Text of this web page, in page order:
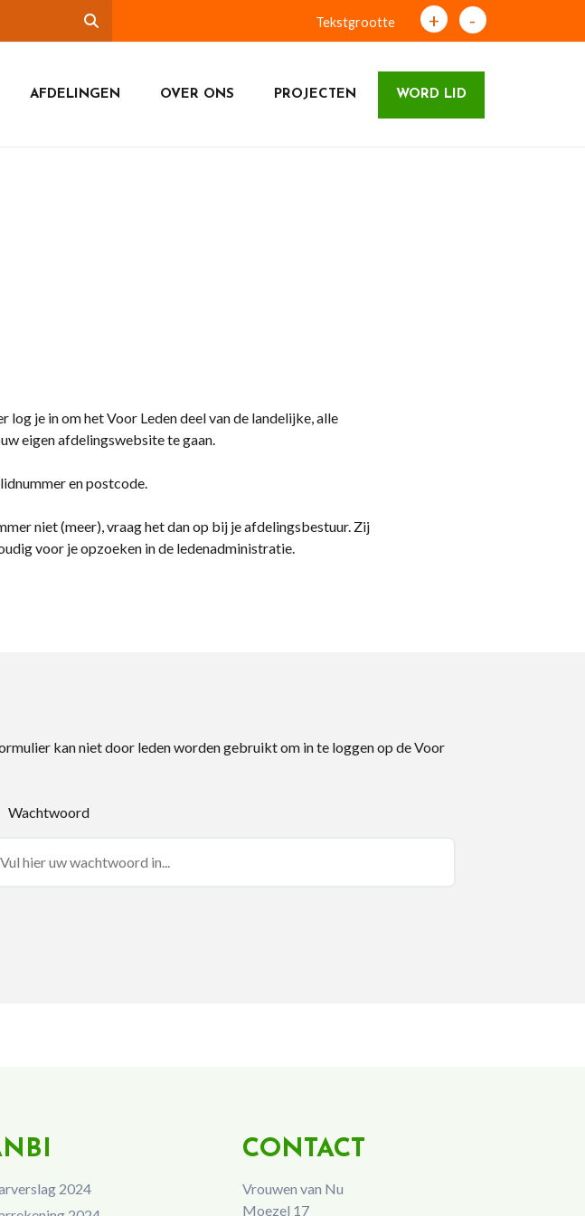
Tekstgrootte + -
AFDELINGEN OVER ONS PROJECTEN WORD LID
je in om het Voor Leden deel van de landelijke, alle
eigen afdelingswebsite te gaan.
en postcode.
niet (meer), vraag het dan op bij je afdelingsbestuur. Zij
voor je opzoeken in de ledenadministratie.
kan niet door leden worden gebruikt om in te loggen op de Voor
Wachtwoord
2024
CONTACT
Vrouwen van Nu
Moezel 17